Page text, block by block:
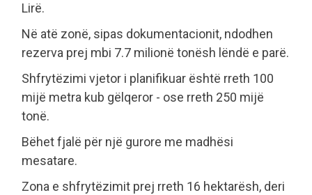
Lirë.
Në atë zonë, sipas dokumentacionit, ndodhen
rezerva prej mbi 7.7 milionë tonësh lëndë e parë.
Shfrytëzimi vjetor i planifikuar është rreth 100
mijë metra kub gëlqeror - ose rreth 250 mijë
tonë.
Bëhet fjalë për një gurore me madhësi
mesatare.
Zona e shfrytëzimit prej rreth 16 hektarësh, deri